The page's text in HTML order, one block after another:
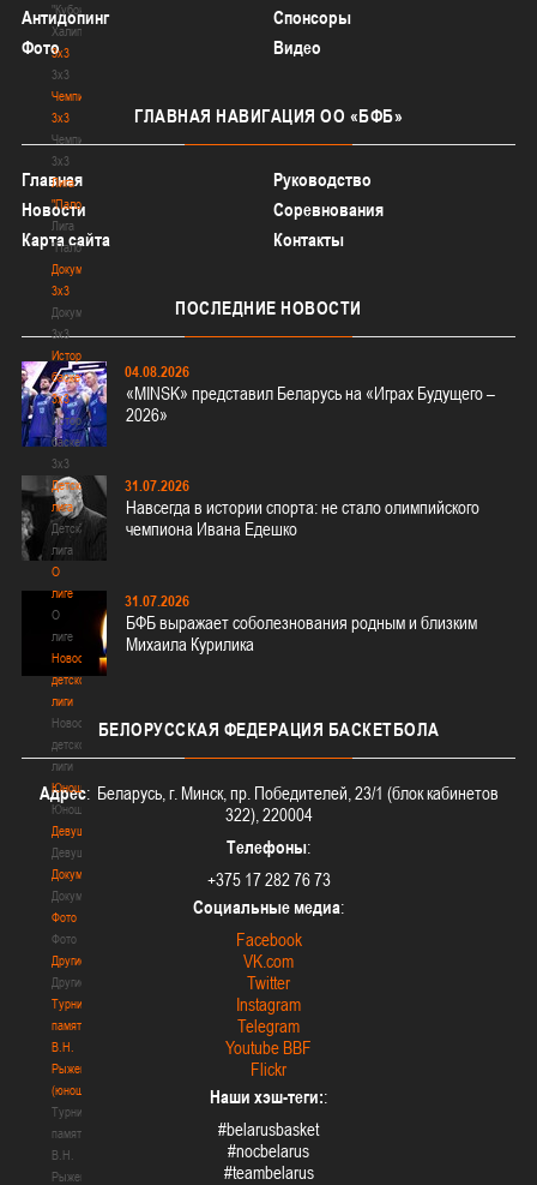
"Кубок
Халипского"
3x3
3x3
Чемпионат
3х3
Чемпионат
3х3
Лига
"Палова"
Лига
"Палова"
Документы
3х3
Документы
3х3
История
баскетбола
3х3
История
баскетбола
3х3
Детская
лига
Детская
лига
О
лиге
О
лиге
Новости
детской
лиги
Новости
детской
лиги
Юноши
Юноши
Девушки
Девушки
Документы
Документы
Фото
Фото
Другие
Другие
Турнир
памяти
В.Н.
Рыженкова
(юноши)
Турнир
памяти
В.Н.
Рыженкова
Антидопинг
Спонсоры
Фото
Видео
ГЛАВНАЯ НАВИГАЦИЯ ОО «БФБ»
Главная
Руководство
Новости
Соревнования
Карта сайта
Контакты
ПОСЛЕДНИЕ НОВОСТИ
04.08.2026
«MINSK» представил Беларусь на «Играх Будущего –
2026»
31.07.2026
Навсегда в истории спорта: не стало олимпийского
чемпиона Ивана Едешко
31.07.2026
БФБ выражает соболезнования родным и близким
Михаила Курилика
БЕЛОРУССКАЯ ФЕДЕРАЦИЯ БАСКЕТБОЛА
Адрес: Беларусь, г. Минск, пр. Победителей, 23/1 (блок кабинетов
322), 220004
Телефоны:
+375 17 282 76 73
Социальные медиа:
Facebook
VK.com
Twitter
Instagram
Telegram
Youtube BBF
Flickr
Наши хэш-теги::
#belarusbasket
#nocbelarus
#teambelarus